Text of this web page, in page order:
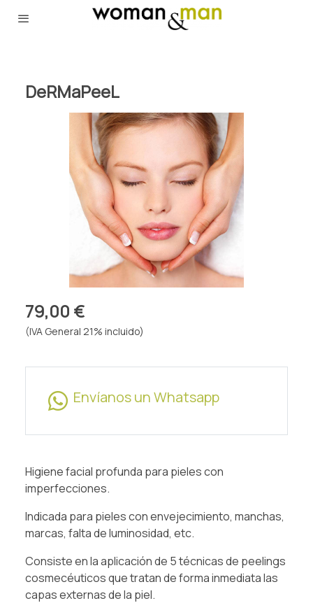
DeRMaPeeL
79,00 €
(IVA General 21% incluido)
Envíanos un Whatsapp
Higiene facial profunda para pieles con
imperfecciones.
Indicada para pieles con envejecimiento, manchas,
marcas, falta de luminosidad, etc.
Consiste en la aplicación de 5 técnicas de peelings
cosmecéuticos que tratan de forma inmediata las
capas externas de la piel.